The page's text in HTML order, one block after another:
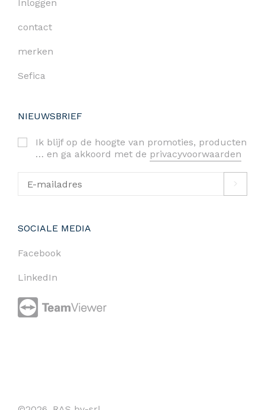
Inloggen
contact
merken
Sefica
NIEUWSBRIEF
Ik blijf op de hoogte van promoties, producten
… en ga akkoord met de privacyvoorwaarden
SOCIALE MEDIA
Facebook
LinkedIn